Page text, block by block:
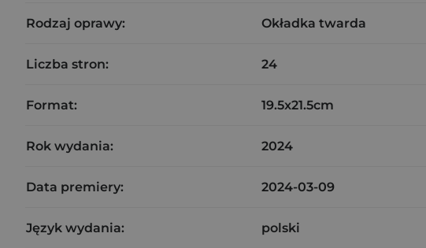
Rodzaj oprawy: Okładka twarda
Liczba stron: 24
Format: 19.5x21.5cm
Rok wydania: 2024
Data premiery: 2024-03-09
Język wydania: polski